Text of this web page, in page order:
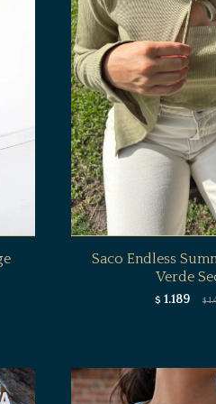
Saco Endless
Verde
$ 1.189 $